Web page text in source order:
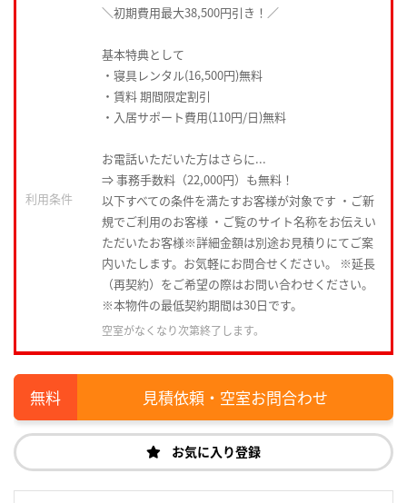
＼初期費用最大38,500円引き！／
基本特典として
・寝具レンタル(16,500円)無料
・賃料 期間限定割引
・入居サポート費用(110円/日)無料
お電話いただいた方はさらに...
⇒ 事務手数料（22,000円）も無料！
利用条件
以下すべての条件を満たすお客様が対象です ・ご新
規でご利用のお客様 ・ご覧のサイト名称をお伝えい
ただいたお客様※詳細金額は別途お見積りにてご案
内いたします。お気軽にお問合せください。 ※延長
（再契約）をご希望の際はお問い合わせください。
※本物件の最低契約期間は30日です。
空室がなくなり次第終了します。
見積依頼・空室お問合わせ
お気に入り登録